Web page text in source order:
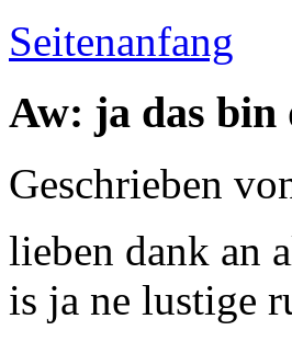
Seitenanfang
Aw: ja das bin
Geschrieben
lieben dank an
is ja ne lustige